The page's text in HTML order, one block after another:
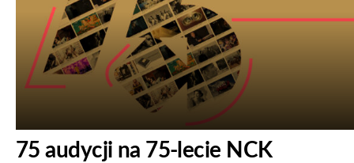
75 audycji na 75-lecie NCK